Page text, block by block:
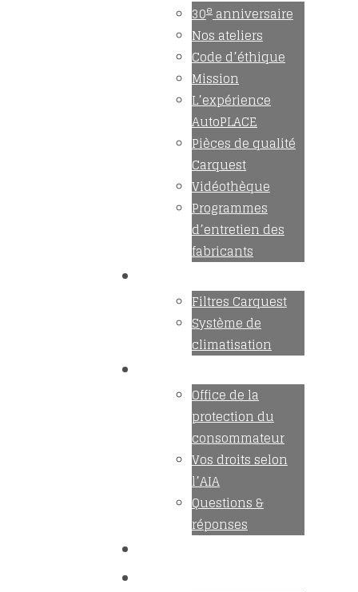
30eanniversaire
Nos ateliers
Code d’éthique
Mission
L’expérience
AutoPLACE
Pièces de qualité
Carquest
Vidéothèque
Programmes
d’entretien des
fabricants
Filtres Carquest
Système de
climatisation
Office de la
protection du
consommateur
Vos droits selon
l’AIA
Questions &
réponses